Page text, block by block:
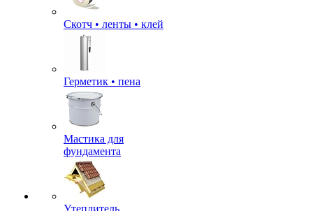
Скотч • ленты • клей
Герметик • пена
Мастика для
фундамента
Утеплитель